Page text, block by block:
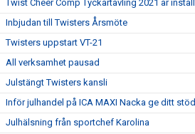
Twist Cheer Comp Tyckartävling 2021 är
Inbjudan till Twisters Årsmöte
Twisters uppstart VT-21
All verksamhet pausad
Julstängt Twisters kansli
Inför julhandel på ICA MAXI Nacka ge ditt
Julhälsning från sportchef Karolina